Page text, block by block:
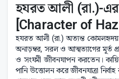
হযরত আলী (রা.)-এর
[Character of
হযরত আলী (রা.) অত্যন্ত কোমলহৃদয়
অনাড়ম্বর, সরল ও আত্মত্যাগের মূর্ত
ও সংযমী জীবনযাপন করতেন।
পানি উত্তোলন করে জীবনযাত্রা